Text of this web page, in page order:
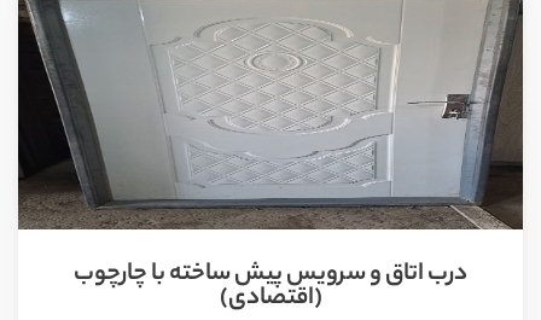
درب اتاق و سرویس پیش ساخته با چارچوب
(اقتصادی)